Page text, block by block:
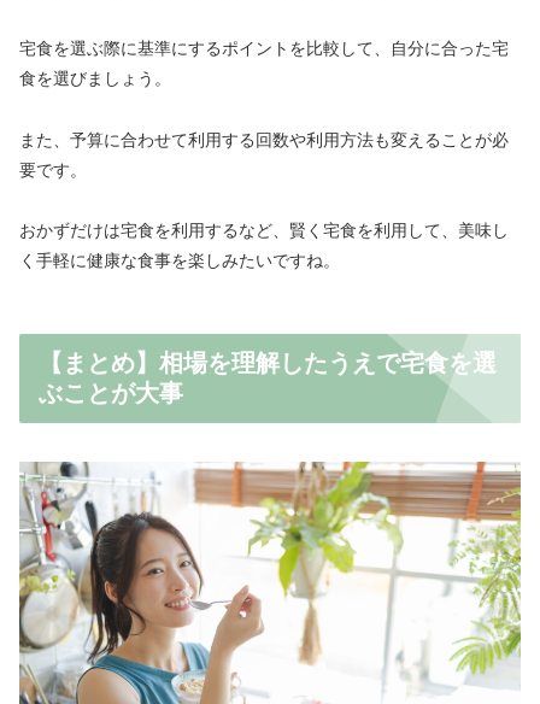
宅食を選ぶ際に基準にするポイントを比較して、自分に合った宅
食を選びましょう。
また、予算に合わせて利用する回数や利用方法も変えることが必
要です。
おかずだけは宅食を利用するなど、賢く宅食を利用して、美味し
く手軽に健康な食事を楽しみたいですね。
【まとめ】相場を理解したうえで宅食を選
ぶことが大事